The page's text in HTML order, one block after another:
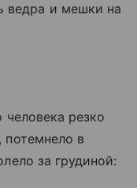
ведра и мешки на
человека резко
потемнело в
за грудиной: